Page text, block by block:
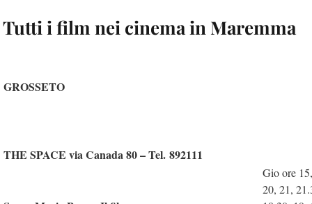
Tutti i film nei cinema in Maremma
GROSSETO
THE SPACE via Canada 80 – Tel. 892111
Gio ore
20, 21,